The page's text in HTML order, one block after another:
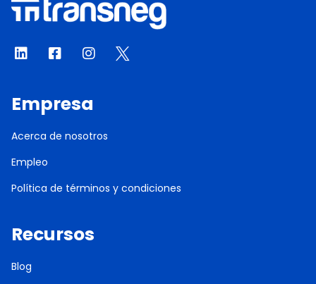
Empresa
Acerca de nosotros
Empleo
Política de términos y condiciones
Recursos
Blog